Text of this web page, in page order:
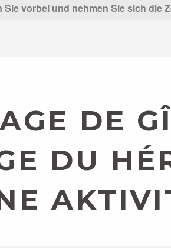
Sie vorbei und nehmen Sie sich die
DE
DU